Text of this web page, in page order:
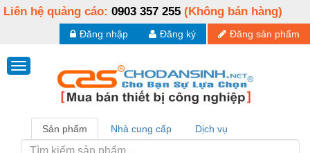
Liên hệ quảng cáo: 0903 357 255 (Không bán hàng)
Đăng sản phẩm
Đăng ký
Đăng nhập
Sản phẩm Nhà cung cấp Dịch vụ